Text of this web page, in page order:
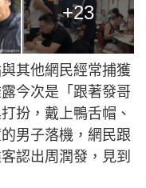
+23
其他網民經常捕獲
今次是「跟著發哥
扮，戴上鴨舌帽、
男子落機，網民跟
認出周潤發，見到